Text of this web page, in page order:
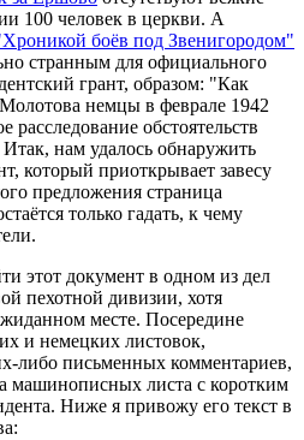
100 человек в церкви. А
боёв под Звенигородом"
странным для официального
грант, образом: "Как
немцы в феврале 1942
расследование обстоятельств
нам удалось обнаружить
который приоткрывает завесу
предложения страница
только гадать, к чему
этот документ в одном из дел
пехотной дивизии, хотя
месте. Посередине
и немецких листовок,
либо письменных комментариев,
машинописных листа с коротким
Ниже я привожу его текст в